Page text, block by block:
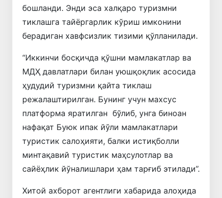
бошланди. Энди эса халқаро туризмни
тиклашга тайёргарлик кўриш имконини
берадиган хавфсизлик тизими қўлланилади.
“Иккинчи босқичда қўшни мамлакатлар ва
МДҲ давлатлари билан уюшқоқлик асосида
ҳудудий туризмни қайта тиклаш
режалаштирилган. Бунинг учун махсус
платформа яратилган бўлиб, унга биноан
нафақат Буюк ипак йўли мамлакатлари
туристик салоҳияти, балки истиқболли
минтақавий туристик маҳсулотлар ва
сайёҳлик йўналишлари ҳам тарғиб этилади”.
Хитой ахборот агентлиги хабарида алоҳида